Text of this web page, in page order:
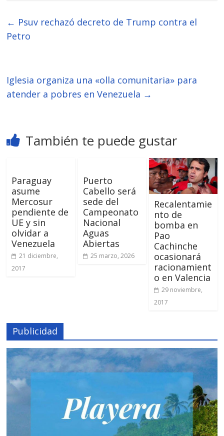
← Psuv rechazó decreto de Trump contra el
Petro
Iglesia organiza una «olla comunitaria» para
atender a pobres en Venezuela →
También te puede gustar
Paraguay
asume
Mercosur
pendiente de
UE y sin
olvidar a
Venezuela
21 diciembre,
2017
Puerto
Cabello será
sede del
Campeonato
Nacional
Aguas
Abiertas
25 marzo, 2026
Recalentamie
nto de
bomba en
Pao
Cachinche
ocasionará
racionamient
o en Valencia
29 noviembre,
2017
Publicidad